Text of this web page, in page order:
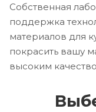
Собственная
поддержка
материалов для
покрасить вашу
высоким